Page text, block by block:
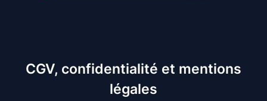
CGV, confidentialité et mentions
légales